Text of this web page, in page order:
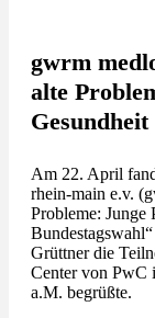
gwrm
alte
Am 22. April
rhein-main e.v.
Probleme: Junge
Grüttner die
Center von PwC
a.M. begrüßte.